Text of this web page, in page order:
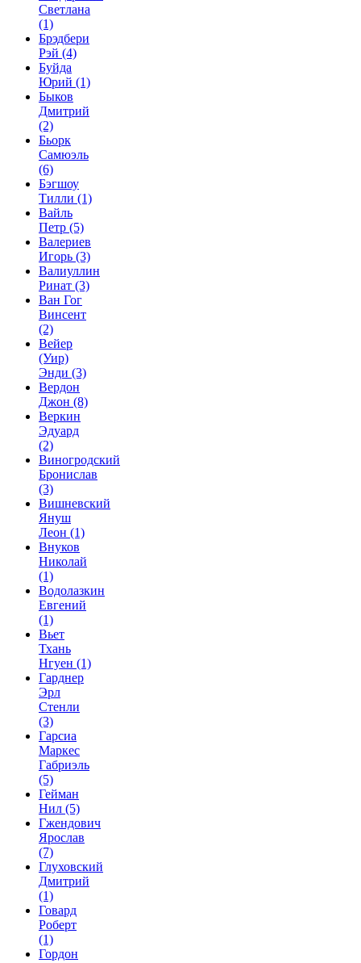
Светлана
(1)
Брэдбери
Рэй (4)
Буйда
Юрий (1)
Быков
Дмитрий
(2)
Бьорк
Самюэль
(6)
Бэгшоу
Тилли (1)
Вайль
Петр (5)
Валериев
Игорь (3)
Валиуллин
Ринат (3)
Ван Гог
Винсент
(2)
Вейер
(Уир)
Энди (3)
Вердон
Джон (8)
Веркин
Эдуард
(2)
Виногродский
Бронислав
(3)
Вишневский
Януш
Леон (1)
Внуков
Николай
(1)
Водолазкин
Евгений
(1)
Вьет
Тхань
Нгуен (1)
Гарднер
Эрл
Стенли
(3)
Гарсиа
Маркес
Габриэль
(5)
Гейман
Нил (5)
Гжендович
Ярослав
(7)
Глуховский
Дмитрий
(1)
Говард
Роберт
(1)
Гордон